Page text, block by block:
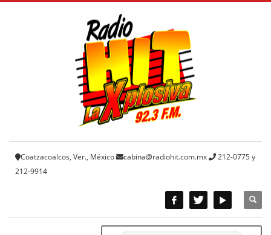
Coatzacoalcos, Ver., México cabina@radiohit.com.mx
212-0775 y
212-9914